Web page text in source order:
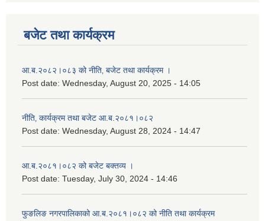
बजेट तथा कार्यक्रम
आ.ब.२०८२।०८३ को नीति‚ बजेट तथा कार्यक्रम ।
Post date: Wednesday, August 20, 2025 - 14:05
नीति‚ कार्यक्रम तथा बजेट आ.ब.२०८१।०८२
Post date: Wednesday, August 28, 2024 - 14:47
आ.ब.२०८१।०८२ को बजेट बक्तव्य ।
Post date: Tuesday, July 30, 2024 - 14:46
फुङलिङ नगरपालिकाको आ.ब.२०८१।०८२ को नीति तथा कार्यक्रम